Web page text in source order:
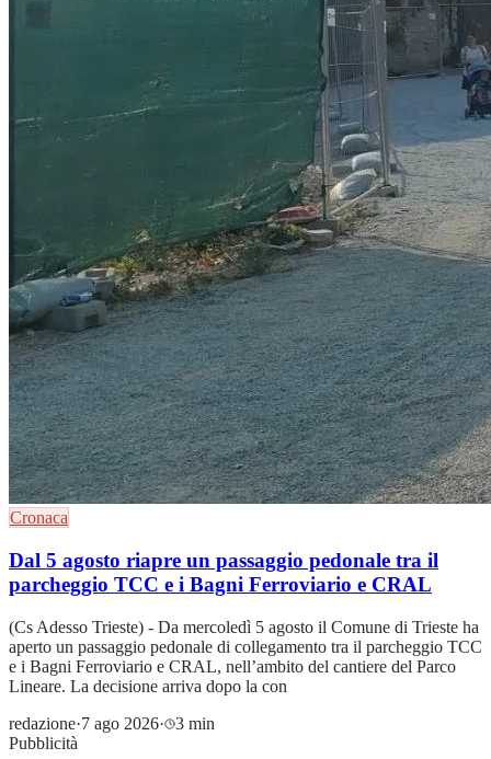
Cronaca
Dal 5 agosto riapre un passaggio pedonale tra il
parcheggio TCC e i Bagni Ferroviario e CRAL
(Cs Adesso Trieste) - Da mercoledì 5 agosto il Comune di Trieste ha
aperto un passaggio pedonale di collegamento tra il parcheggio TCC
e i Bagni Ferroviario e CRAL, nell’ambito del cantiere del Parco
Lineare. La decisione arriva dopo la con
redazione·7 ago 2026·
3 min
Pubblicità